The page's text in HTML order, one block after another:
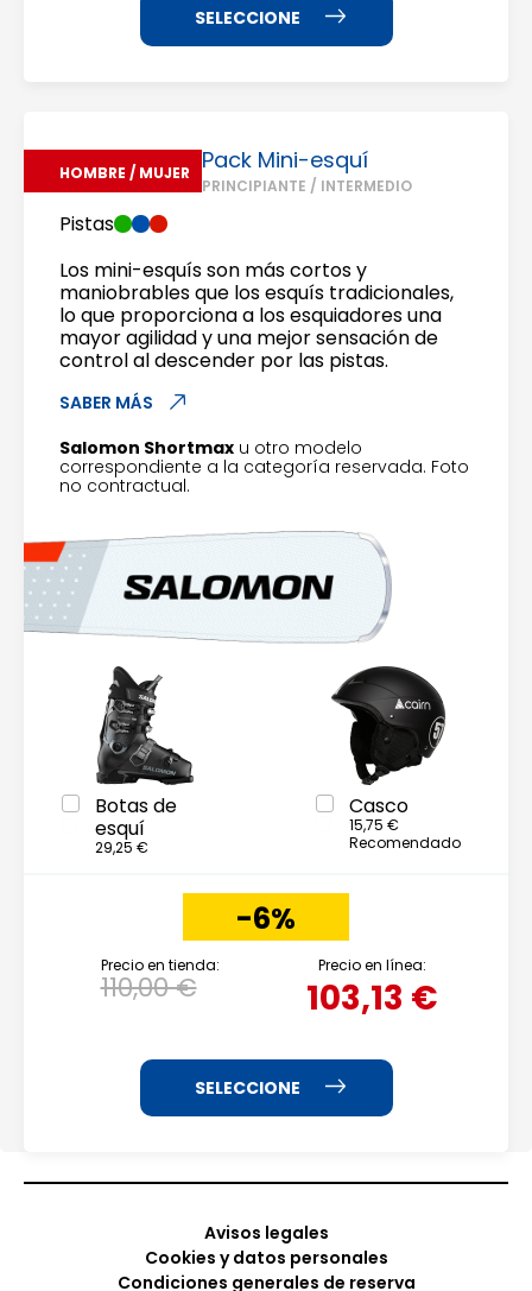
HOMBRE / MUJER Pack Mini-esquí
PRINCIPIANTE / INTERMEDIO
Pistas
Los mini-esquís son más cortos y
maniobrables que los esquís tradicionales,
lo que proporciona a los esquiadores una
mayor agilidad y una mejor sensación de
control al descender por las pistas.
SABER MÁS
Salomon Shortmax u otro modelo
correspondiente a la categoría reservada. Foto
no contractual.
Botas de
esquí
29,25 €
Casco
15,75 €
Recomendado
-6%
Precio en tienda:
110,00 €
Precio en línea:
103,13 €
Avisos legales
Cookies y datos personales
Condiciones generales de reserva